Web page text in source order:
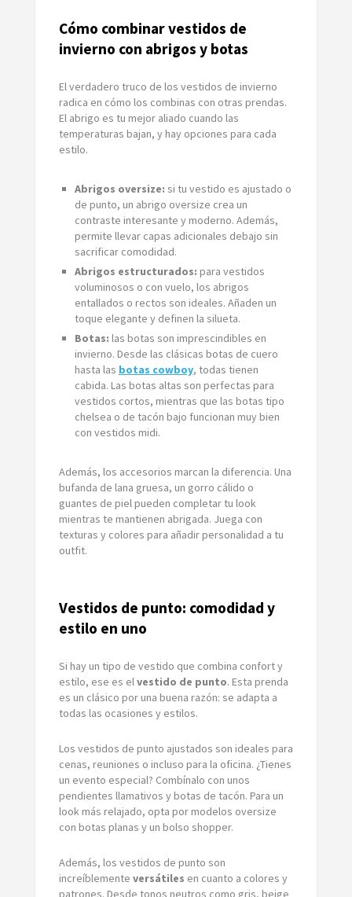
Cómo combinar vestidos de
invierno con abrigos y botas
El verdadero truco de los vestidos de invierno
radica en cómo los combinas con otras prendas.
El abrigo es tu mejor aliado cuando las
temperaturas bajan, y hay opciones para cada
estilo.
Abrigos oversize: si tu vestido es ajustado o
de punto, un abrigo oversize crea un
contraste interesante y moderno. Además,
permite llevar capas adicionales debajo sin
sacrificar comodidad.
Abrigos estructurados: para vestidos
voluminosos o con vuelo, los abrigos
entallados o rectos son ideales. Añaden un
toque elegante y definen la silueta.
Botas: las botas son imprescindibles en
invierno. Desde las clásicas botas de cuero
hasta las botas cowboy, todas tienen
cabida. Las botas altas son perfectas para
vestidos cortos, mientras que las botas tipo
chelsea o de tacón bajo funcionan muy bien
con vestidos midi.
Además, los accesorios marcan la diferencia. Una
bufanda de lana gruesa, un gorro cálido o
guantes de piel pueden completar tu look
mientras te mantienen abrigada. Juega con
texturas y colores para añadir personalidad a tu
outfit.
Vestidos de punto: comodidad y
estilo en uno
Si hay un tipo de vestido que combina confort y
estilo, ese es elvestido de punto. Esta prenda
es un clásico por una buena razón: se adapta a
todas las ocasiones y estilos.
Los vestidos de punto ajustados son ideales para
cenas, reuniones o incluso para la oficina. ¿Tienes
un evento especial? Combínalo con unos
pendientes llamativos y botas de tacón. Para un
look más relajado, opta por modelos oversize
con botas planas y un bolso shopper.
Además, los vestidos de punto son
increíblemente versátiles en cuanto a colores y
patrones. Desde tonos neutros como gris, beige